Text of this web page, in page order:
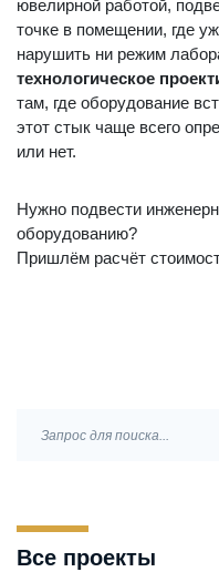
Все проекты
ювелирной работой,
точке в помещении, где
нарушить ни режим
технологическое
там, где оборудование
этот стык чаще всего
или нет.
Нужно подвести
оборудованию?
Пришлём расчёт